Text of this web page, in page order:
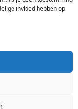
invloed hebben op
NL867424114B01